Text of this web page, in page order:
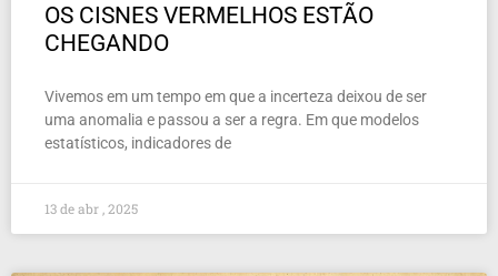
OS CISNES VERMELHOS ESTÃO
CHEGANDO
Vivemos em um tempo em que a incerteza deixou de ser
uma anomalia e passou a ser a regra. Em que modelos
estatísticos, indicadores de
13 de abr , 2025